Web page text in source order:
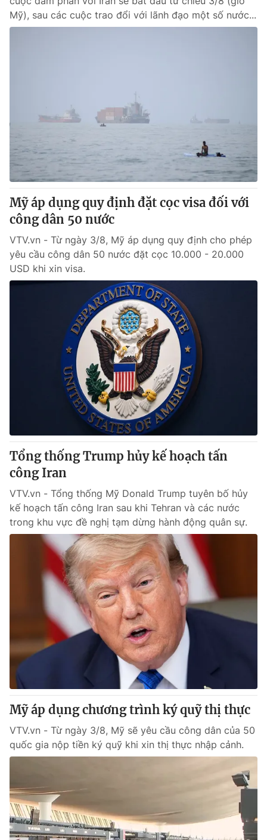
Mỹ), sau các cuộc trao đổi với lãnh đạo một số nước...
Mỹ áp dụng quy định đặt cọc visa đối với
công dân 50 nước
VTV.vn - Từ ngày 3/8, Mỹ áp dụng quy định cho phép
yêu cầu công dân 50 nước đặt cọc 10.000 - 20.000
USD khi xin visa.
Tổng thống Trump hủy kế hoạch tấn
công Iran
VTV.vn - Tổng thống Mỹ Donald Trump tuyên bố hủy
kế hoạch tấn công Iran sau khi Tehran và các nước
trong khu vực đề nghị tạm dừng hành động quân sự.
Mỹ áp dụng chương trình ký quỹ thị thực
VTV.vn - Từ ngày 3/8, Mỹ sẽ yêu cầu công dân của 50
quốc gia nộp tiền ký quỹ khi xin thị thực nhập cảnh.